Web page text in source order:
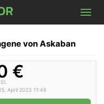
von Askaban
€
April 2023 11:48